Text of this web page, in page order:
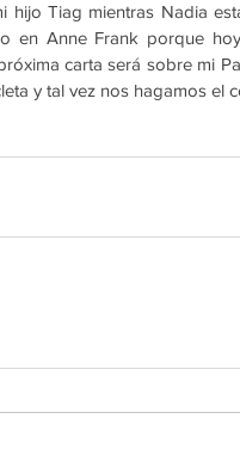
hijo Tiag mientras Nadia
en Anne Frank porque
carta será sobre mi
y tal vez nos hagamos el